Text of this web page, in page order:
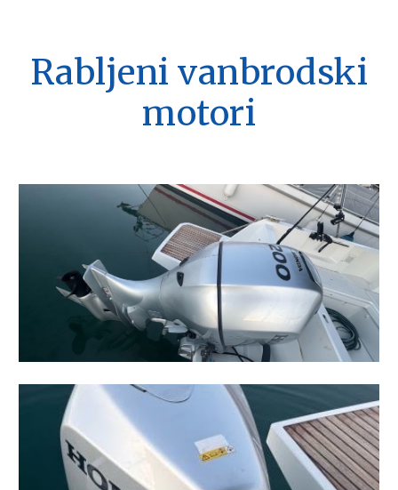
Rabljeni vanbrodski
motori